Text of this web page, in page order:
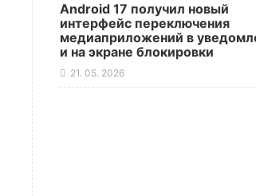
Android 17 получил новый
интерфейс переключения
медиаприложений в
и на экране блокировки
21. 05. 2026